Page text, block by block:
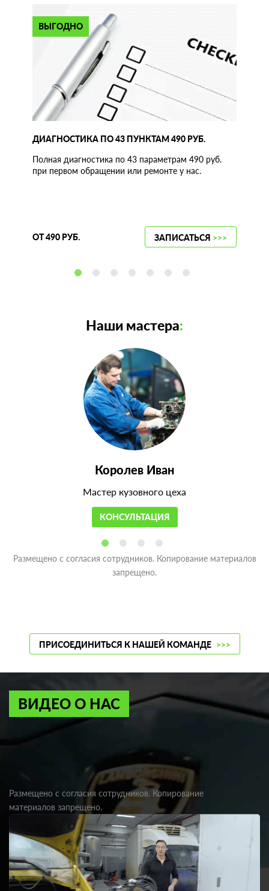
ВЫГОДНО
ДИАГНОСТИКА ПО 43 ПУНКТАМ 490 РУБ.
Полная диагностика по 43 параметрам 490 руб.
при первом обращении или ремонте у нас.
ОТ 490 РУБ. ЗАПИСАТЬСЯ >>>
Наши мастера:
Королев Иван
Мастер кузовного цеха
КОНСУЛЬТАЦИЯ
Размещено с согласия сотрудников. Копирование материалов
запрещено.
ПРИСОЕДИНИТЬСЯ К НАШЕЙ КОМАНДЕ >>>
ВИДЕО О НАС
Размещено с согласия сотрудников. Копирование
материалов запрещено.